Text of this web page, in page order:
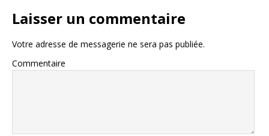
Laisser un commentaire
Votre adresse de messagerie ne sera pas publiée.
Commentaire